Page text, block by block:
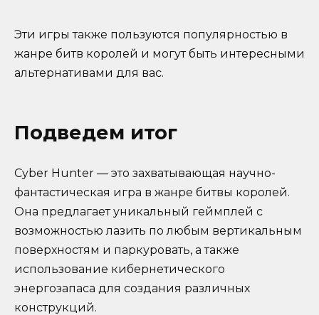
Эти игры также пользуются популярностью в
жанре битв королей и могут быть интересными
альтернативами для вас.
Подведем итог
Cyber Hunter — это захватывающая научно-
фантастическая игра в жанре битвы королей.
Она предлагает уникальный геймплей с
возможностью лазить по любым вертикальным
поверхностям и паркуровать, а также
использование кибернетического
энергозапаса для создания различных
конструкций.